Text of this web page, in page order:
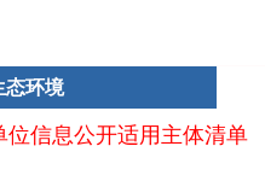
态环境
位信息公开适用主体清单